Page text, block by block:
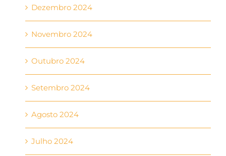
Dezembro 2024
Novembro 2024
Outubro 2024
Setembro 2024
Agosto 2024
Julho 2024